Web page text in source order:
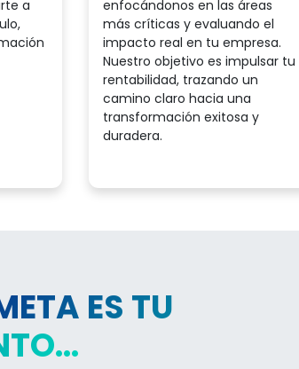
a
enfocándonos en las áreas
más críticas y evaluando el
impacto real en tu empresa.
Nuestro objetivo es impulsar tu
rentabilidad, trazando un
camino claro hacia una
transformación exitosa y
duradera.
ES TU